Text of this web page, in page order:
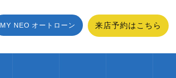
MY NEO オートローン 来店予約はこちら